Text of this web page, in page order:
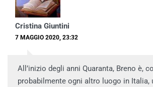
Cristina Giuntini
7 MAGGIO 2020, 23:32
All’inizio degli anni Quaranta, Breno è,
probabilmente ogni altro luogo in Italia,